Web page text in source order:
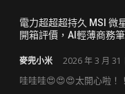
電力超超超持久 MSI 微
開箱評價，AI輕薄商務
麥兜小米 2026 年 3 月 31
哇哇哇😍😍😍太開心啦！